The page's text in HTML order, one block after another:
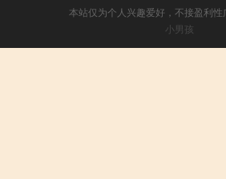
本站仅为个人兴趣爱好，不接盈利性
小男孩